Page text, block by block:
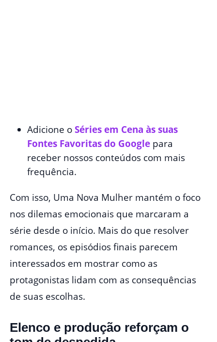
Adicione oSéries em Cena às suas
Fontes Favoritas do Google para
receber nossos conteúdos com mais
frequência.
Com isso, Uma Nova Mulher mantém o foco
nos dilemas emocionais que marcaram a
série desde o início. Mais do que resolver
romances, os episódios finais parecem
interessados em mostrar como as
protagonistas lidam com as consequências
de suas escolhas.
Elenco e produção reforçam o